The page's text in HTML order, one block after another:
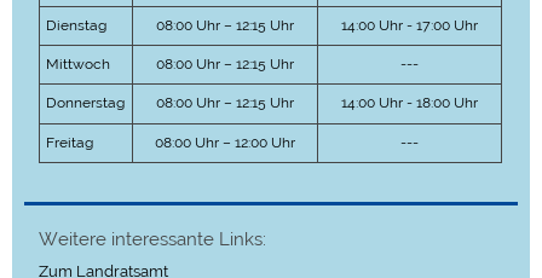
Dienstag 08:00 Uhr – 12:15 Uhr 14:00 Uhr - 17:00 Uhr
Mittwoch 08:00 Uhr – 12:15 Uhr ---
Donnerstag 08:00 Uhr – 12:15 Uhr 14:00 Uhr - 18:00 Uhr
Freitag 08:00 Uhr – 12:00 Uhr ---
Weitere interessante Links:
Zum Landratsamt